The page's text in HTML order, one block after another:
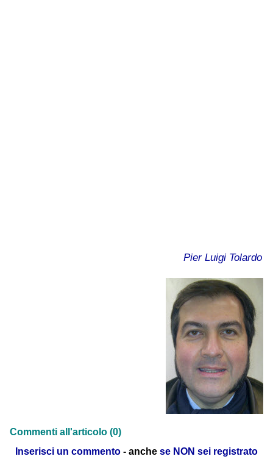
Pier Luigi Tolardo
Commenti all'articolo (0)
Inserisci un commento - anche se NON sei registrato